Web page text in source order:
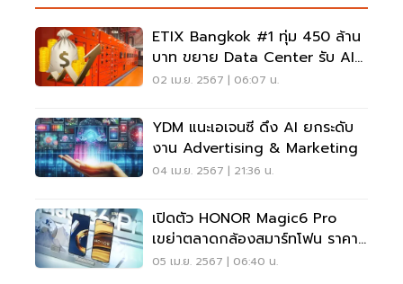
ETIX Bangkok #1 ทุ่ม 450 ล้าน
บาท ขยาย Data Center รับ AI
มุ่งเป็นมิตรสิ่งแวดล้อม
02 เม.ย. 2567 | 06:07 น.
YDM แนะเอเจนซี ดึง AI ยกระดับ
งาน Advertising & Marketing
04 เม.ย. 2567 | 21:36 น.
เปิดตัว HONOR Magic6 Pro
เขย่าตลาดกล้องสมาร์ทโฟน ราคา
เริ่มต้น 34,990 บาท
05 เม.ย. 2567 | 06:40 น.